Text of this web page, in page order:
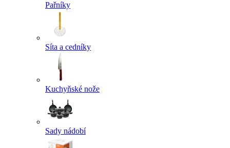
Pařníky
Síta a cedníky
Kuchyňské nože
Sady nádobí